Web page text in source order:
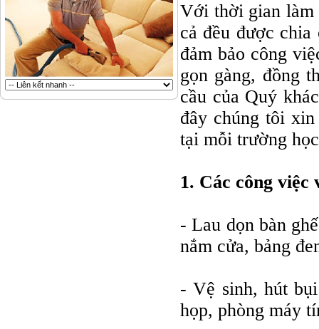
Với thời gian làm
cả đều được
đảm bảo công
gọn gàng, đồng
cầu của Quý
đây chúng tôi
tại mỗi trường
1. Các công việc
- Lau dọn bàn
nắm cửa, bảng
- Vệ sinh, hút
họp, phòng máy